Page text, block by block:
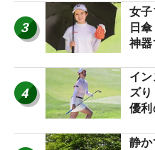
3
女子
日
神
4
イ
ズ
優
静か